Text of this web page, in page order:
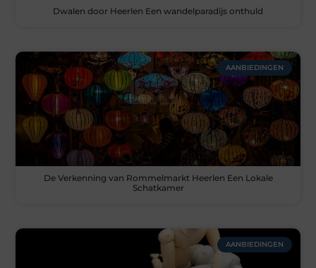
Dwalen door Heerlen Een wandelparadijs onthuld
AANBIEDINGEN
De Verkenning van Rommelmarkt Heerlen Een Lokale
Schatkamer
AANBIEDINGEN